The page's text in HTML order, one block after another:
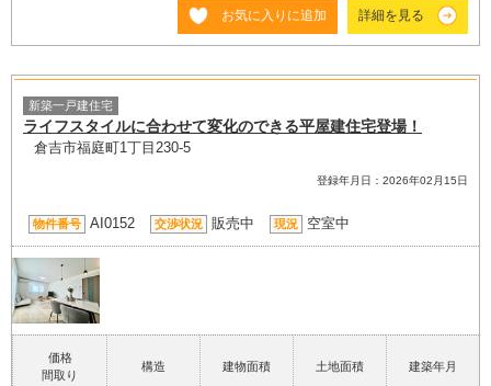
お気に入りに追加 詳細を見る
新築一戸建住宅
ライフスタイルに合わせて変化のできる平屋建住宅登場！
倉吉市福庭町1丁目230-5
登録年月日：2026年02月15日
物件番号 AI0152 交渉状況 販売中 現況 空室中
価格
間取り
構造 建物面積 土地面積 建築年月